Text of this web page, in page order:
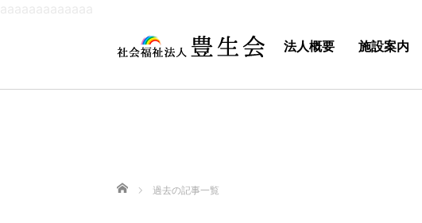
法人概要 施設案内
ホーム 過去の記事一覧